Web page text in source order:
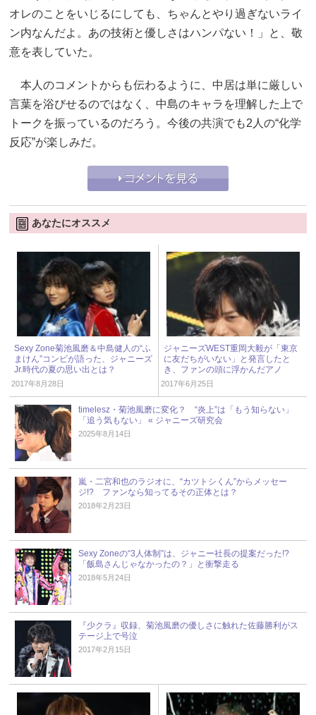
オレのことをいじるにしても、ちゃんとやり過ぎないライ
ン内なんだよ。あの技術と優しさはハンパない！」と、敬
意を表していた。
本人のコメントからも伝わるように、中居は単に厳しい
言葉を浴びせるのではなく、中島のキャラを理解した上で
トークを振っているのだろう。今後の共演でも2人の“化学
反応”が楽しみだ。
あなたにオススメ
Sexy Zone菊池風磨＆中島健人の“ふ
まけん”コンビが語った、ジャニーズ
Jr.時代の夏の思い出とは？
2017年8月28日
ジャニーズWEST重岡大毅が「東京
に友だちがいない」と発言したと
き、ファンの頭に浮かんだアノ
人……
2017年6月25日
timelesz・菊池風磨に変化？ “炎上”は「もう知らない」
「追う気もない」 « ジャニーズ研究会
2025年8月14日
嵐・二宮和也のラジオに、“カツトシくん”からメッセー
ジ!? ファンなら知ってるその正体とは？
2018年2月23日
Sexy Zoneの“3人体制”は、ジャニー社長の提案だった!?
「飯島さんじゃなかったの？」と衝撃走る
2018年5月24日
『少クラ』収録、菊池風磨の優しさに触れた佐藤勝利がス
テージ上で号泣
2017年2月15日